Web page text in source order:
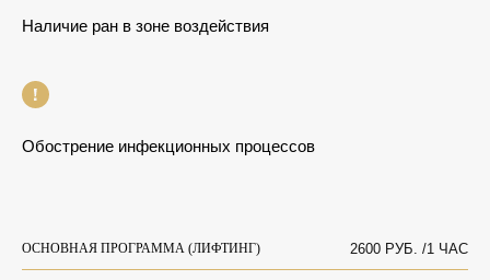
Наличие ран в зоне воздействия
Обострение инфекционных процессов
ОСНОВНАЯ ПРОГРАММА (ЛИФТИНГ) 2600 РУБ. /1 ЧАС